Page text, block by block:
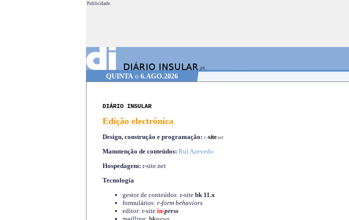
Publicidade.
QUINTA o 6.AGO.2026
DIÁRIO INSULAR
Edição electrónica
Design, construção e programação: r-site.net
Manutenção de conteúdos: Rui Azevedo
Hospedagem: r-site.net
Tecnologia
gestor de conteúdos: r-site bk 11.x
formulários: r-form behaviors
editor: r-site in-press